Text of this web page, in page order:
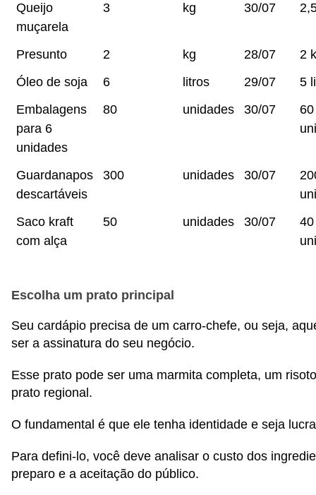
Queijo
muçarela
3 kg 30/07
Presunto 2 kg 28/07
2
Óleo de soja
6 litros 29/07
5
Embalagens
para 6
unidades
80 unidades 30/07
60
Guardanapos
descartáveis
300 unidades 30/07
Saco kraft
com alça
50 unidades 30/07
40
Escolha um prato principal
Seu cardápio precisa de um carro-chefe, ou seja,
ser a assinatura do seu negócio.
Esse prato pode ser uma marmita completa, um
prato regional.
O fundamental é que ele tenha identidade e seja
Para defini-lo, você deve analisar o custo dos
preparo e a aceitação do público.